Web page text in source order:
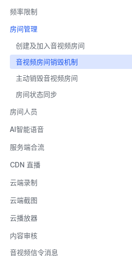
频率限制
房间管理
创建及加入音视频房间
音视频房间销毁机制
主动销毁音视频房间
房间状态同步
房间人员
AI智能语音
服务端合流
CDN 直播
云端录制
云端截图
云播放器
内容审核
音视频信令消息